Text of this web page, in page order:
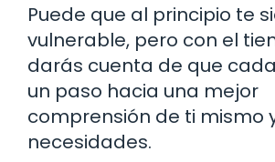
Puede que al principio te
vulnerable, pero con el
darás cuenta de que
un paso hacia una mejor
comprensión de ti mismo
necesidades.